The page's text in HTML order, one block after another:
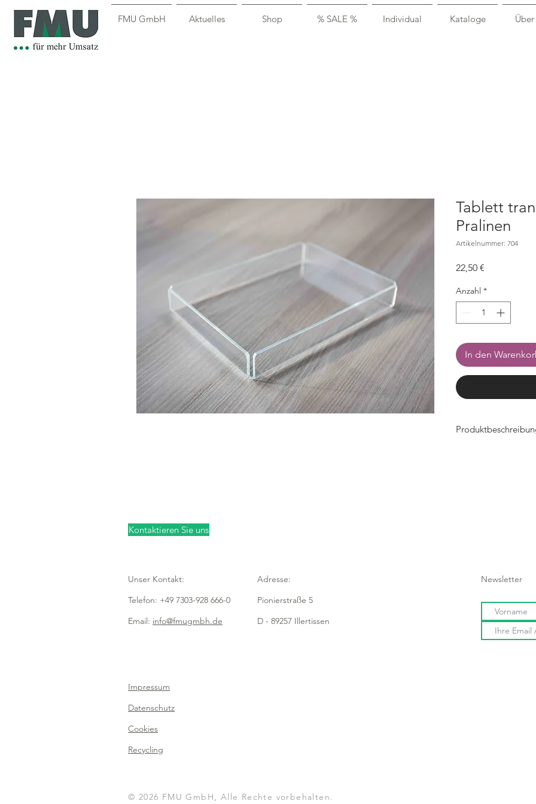
FMU GmbH Aktuelles Shop % SALE % Individual Kataloge Über
Tablett
Pralinen
Artikelnummer: 704
22,50 €
Anzahl *
In den
Kontaktieren Sie uns
Unser Kontakt:
Telefon: +49 7303-928 666-0
Email: info@fmugmbh.de
Adresse:
Pionierstraße 5
D - 89257 Illertissen
Impressum
Datenschutz
Cookies
Recycling
Newsletter
© 2026 FMU GmbH, Alle Rechte vorbehalten.